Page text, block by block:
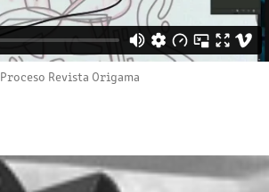
Proceso Revista Origama